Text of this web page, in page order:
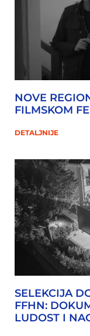
NOVE
FILMSKOM
DETALJNIJE
SELEKCIJA
FFHN:
LUDOST I